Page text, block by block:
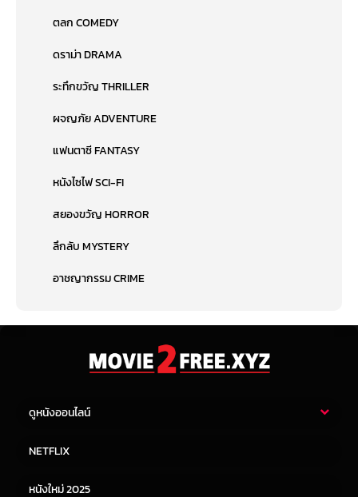
ตลก COMEDY
ดราม่า DRAMA
ระทึกขวัญ THRILLER
ผจญภัย ADVENTURE
แฟนตาซี FANTASY
หนังไซไฟ SCI-FI
สยองขวัญ HORROR
ลึกลับ MYSTERY
อาชญากรรม CRIME
ดูหนังออนไลน์
หนังจีน
NETFLIX
หนังใหม่ 2025